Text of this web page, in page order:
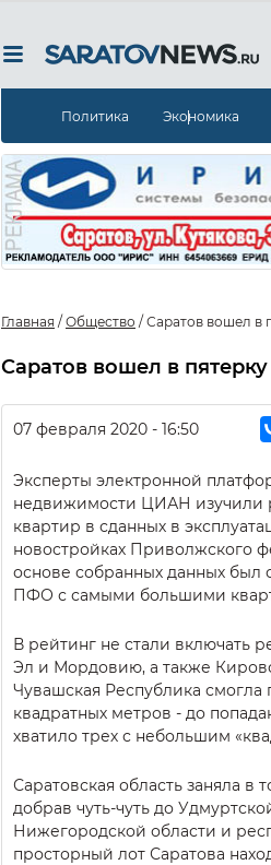
Политика Экономика
Главная / Общество / Саратов вошел в
Саратов вошел в
07 февраля 2020 - 16:50
Эксперты электронной
недвижимости ЦИАН изучили
квартир в сданных в
новостройках Приволжского
основе собранных данных был
ПФО с самыми большими
В рейтинг не стали включать
Эл и Мордовию, а также
Чувашская Республика смогла
квадратных метров - до
хватило трех с небольшим
Саратовская область заняла в
добрав чуть-чуть до
Нижегородской области и
просторный лот Саратова